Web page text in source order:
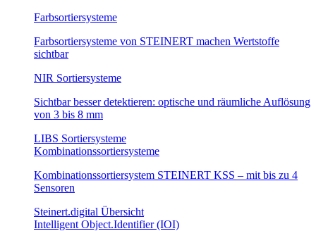
Farbsortiersysteme
Farbsortiersysteme von STEINERT machen Wertstoffe
sichtbar
NIR Sortiersysteme
Sichtbar besser detektieren: optische und räumliche Auflösung
von 3 bis 8 mm
LIBS Sortiersysteme
Kombinationssortiersysteme
Kombinationssortiersystem STEINERT KSS – mit bis zu 4
Sensoren
Steinert.digital Übersicht
Intelligent Object.Identifier (IOI)